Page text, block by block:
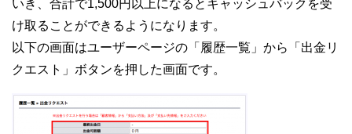
いき、合計で1,500円以上になるとキャッシュバックを受
け取ることができるようになります。
以下の画面はユーザーページの「履歴一覧」から「出金リ
クエスト」ボタンを押した画面です。